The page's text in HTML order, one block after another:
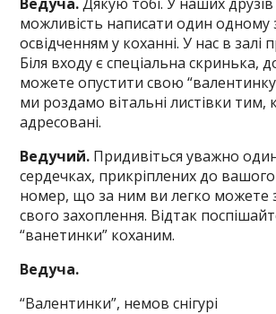
можливість написати один одному
освідченням у коханні. У нас в
Біля входу є спеціальна скринька,
можете опустити свою
ми роздамо вітальні листівки тим,
адресовані.
Ведучий. Придивіться уважно
сердечках, прикріплених до
номер, що за ним ви легко можете
свого захоплення. Відтак
“ванетинки” коханим.
Ведуча.
“Валентинки”, немов снігурі